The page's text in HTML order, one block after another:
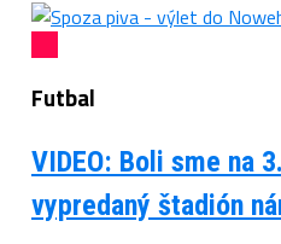
Futbal
VIDEO: Boli sme na
vypredaný štadión